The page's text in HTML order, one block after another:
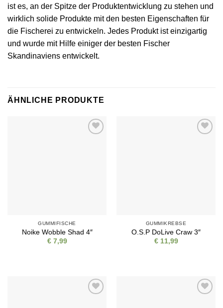
ist es, an der Spitze der Produktentwicklung zu stehen und
wirklich solide Produkte mit den besten Eigenschaften für
die Fischerei zu entwickeln. Jedes Produkt ist einzigartig
und wurde mit Hilfe einiger der besten Fischer
Skandinaviens entwickelt.
ÄHNLICHE PRODUKTE
GUMMIFISCHE
Noike Wobble Shad 4″
€7,99
GUMMIKREBSE
O.S.P DoLive Craw 3″
€11,99